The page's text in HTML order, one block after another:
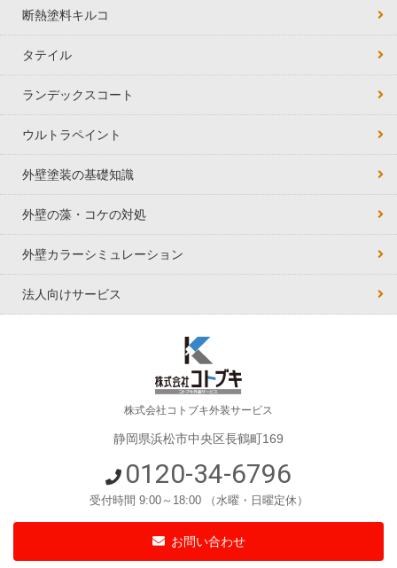
株式会社コトブキ外装サービス
静岡県浜松市中央区長鶴町169
0120-34-6796
受付時間 9:00～18:00 （水曜・日曜定休）
お問い合わせ
断熱塗料キルコ
タテイル
ランデックスコート
ウルトラペイント
外壁塗装の基礎知識
外壁の藻・コケの対処
外壁カラーシミュレーション
法人向けサービス